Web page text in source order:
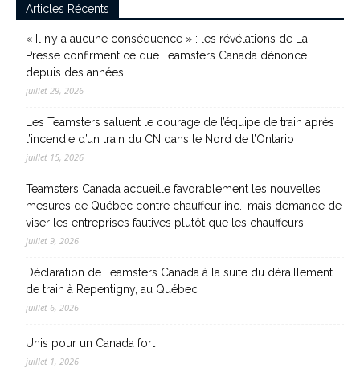
Articles Récents
« Il n’y a aucune conséquence » : les révélations de La
Presse confirment ce que Teamsters Canada dénonce
depuis des années
juillet 29, 2026
Les Teamsters saluent le courage de l’équipe de train après
l’incendie d’un train du CN dans le Nord de l’Ontario
juillet 15, 2026
Teamsters Canada accueille favorablement les nouvelles
mesures de Québec contre chauffeur inc., mais demande de
viser les entreprises fautives plutôt que les chauffeurs
juillet 9, 2026
Déclaration de Teamsters Canada à la suite du déraillement
de train à Repentigny, au Québec
juillet 6, 2026
Unis pour un Canada fort
juillet 1, 2026